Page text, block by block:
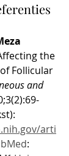
the
Follicular
and
arti
: